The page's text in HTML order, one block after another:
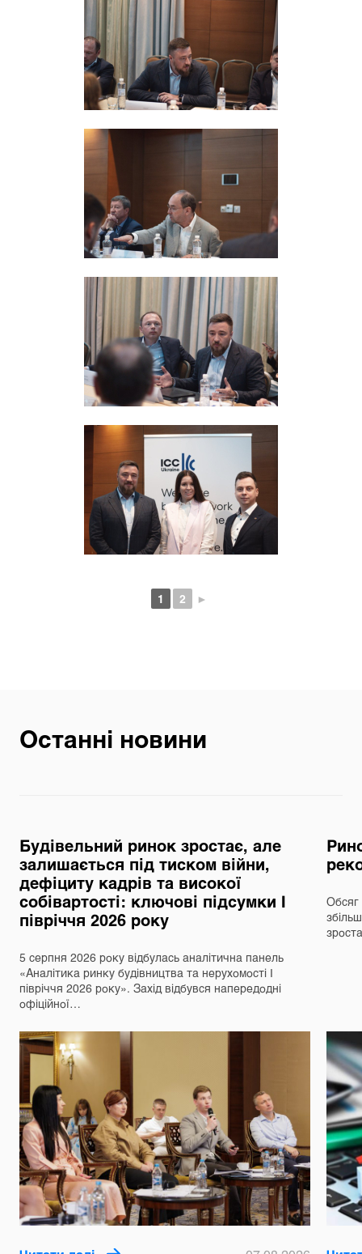
1 2 ►
Останні новини
Будівельний ринок зростає, але
залишається під тиском війни,
дефіциту кадрів та високої
собівартості: ключові підсумки І
півріччя 2026 року
5 серпня 2026 року відбулась аналітична панель
«Аналітика ринку будівництва та нерухомості І
півріччя 2026 року». Захід відбувся напередодні
офіційної…
Обсяг